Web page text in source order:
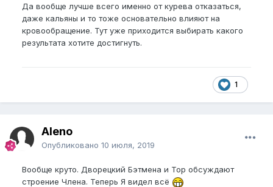
Да вообще лучше всего именно от курева отказаться,
даже кальяны и то тоже основательно влияют на
кровообращение. Тут уже приходится выбирать какого
результата хотите достигнуть.
1
Aleno
Опубликовано 10 июля, 2019
Вообще круто. Дворецкий Бэтмена и Тор обсуждают
строение Члена. Теперь Я видел всё